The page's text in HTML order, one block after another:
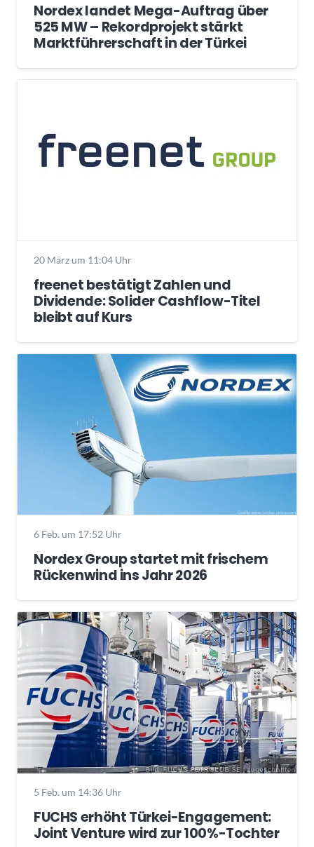
Nordex landet Mega-Auftrag über
525 MW – Rekordprojekt stärkt
Marktführerschaft in der Türkei
20 März um 11:04 Uhr
freenet bestätigt Zahlen und
Dividende: Solider Cashflow-Titel
bleibt auf Kurs
6 Feb. um 17:52 Uhr
Nordex Group startet mit frischem
Rückenwind ins Jahr 2026
5 Feb. um 14:36 Uhr
FUCHS erhöht Türkei-Engagement:
Joint Venture wird zur 100%-Tochter